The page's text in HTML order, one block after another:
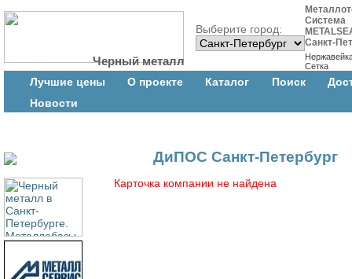
Черный металл
Выберите город:
Система
Санкт-
Сетка
Лучшие цены О проекте Каталог Поиск
Новости
ДиПОС Санкт-Петербург
Карточка компании не найдена